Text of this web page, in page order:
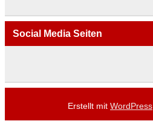
Social Media Seiten
Erstellt mit WordPress